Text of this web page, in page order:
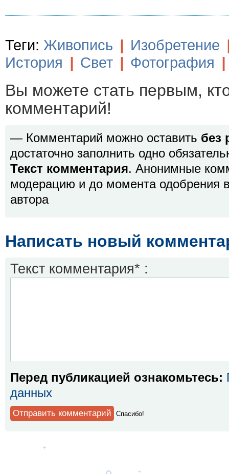
Теги: Живопись | Изобретение
История | Свет | Фотография |
Вы можете стать первым,
комментарий!
— Комментарий можно оставить без
достаточно заполнить одно
Текст комментария. Анонимные
модерацию и до момента одобрения
автора
Написать новый
Текст комментария* :
Перед публикацией ознакомьтесь:
данных
Спaсибо!